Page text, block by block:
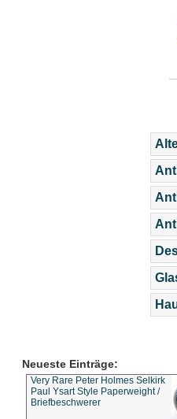
Neueste Einträge:
Very Rare Peter Holmes Selkirk
Paul Ysart Style Paperweight /
Briefbeschwerer